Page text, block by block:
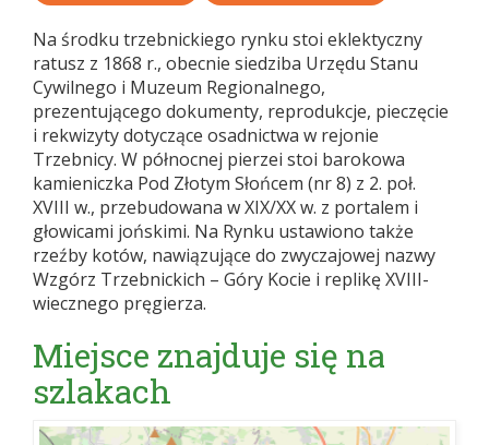
Na środku trzebnickiego rynku stoi eklektyczny
ratusz z 1868 r., obecnie siedziba Urzędu Stanu
Cywilnego i Muzeum Regionalnego,
prezentującego dokumenty, reprodukcje, pieczęcie
i rekwizyty dotyczące osadnictwa w rejonie
Trzebnicy. W północnej pierzei stoi barokowa
kamieniczka Pod Złotym Słońcem (nr 8) z 2. poł.
XVIII w., przebudowana w XIX/XX w. z portalem i
głowicami jońskimi. Na Rynku ustawiono także
rzeźby kotów, nawiązujące do zwyczajowej nazwy
Wzgórz Trzebnickich – Góry Kocie i replikę XVIII-
wiecznego pręgierza.
Miejsce znajduje się na
szlakach